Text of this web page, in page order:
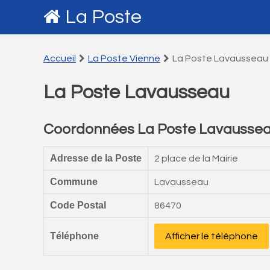
La Poste
Accueil La Poste Vienne La Poste Lavausseau
La Poste Lavausseau
Coordonnées La Poste
Adresse de la Poste 2 place de la Mairie
Commune Lavausseau
Code Postal 86470
Téléphone Afficher le téléphone